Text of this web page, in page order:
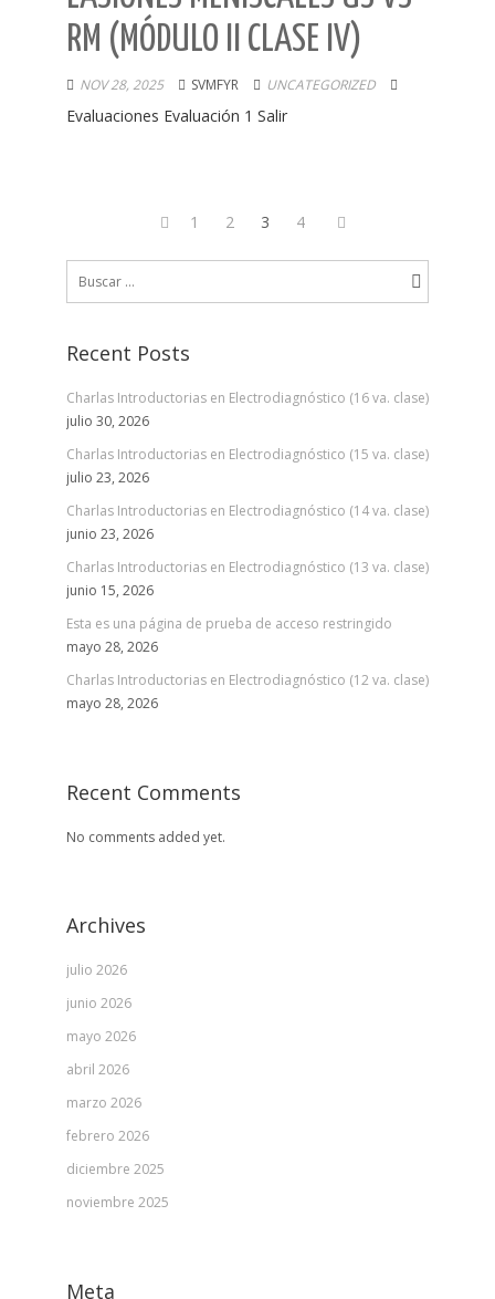
RM (MÓDULO II CLASE IV)
NOV 28, 2025 SVMFYR UNCATEGORIZED
Evaluaciones Evaluación 1 Salir
Page
1 Page
2 Page
3 Page
4
Next
Buscar:
Recent Posts
Charlas Introductorias en Electrodiagnóstico (16 va. clase)
julio 30, 2026
Charlas Introductorias en Electrodiagnóstico (15 va. clase)
julio 23, 2026
Charlas Introductorias en Electrodiagnóstico (14 va. clase)
junio 23, 2026
Charlas Introductorias en Electrodiagnóstico (13 va. clase)
junio 15, 2026
Esta es una página de prueba de acceso restringido
mayo 28, 2026
Charlas Introductorias en Electrodiagnóstico (12 va. clase)
mayo 28, 2026
Recent Comments
No comments added yet.
Archives
julio 2026
junio 2026
mayo 2026
abril 2026
marzo 2026
febrero 2026
diciembre 2025
noviembre 2025
Meta